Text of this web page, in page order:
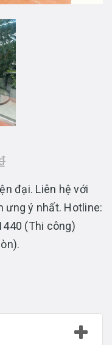
đại. Liên hệ với
ưng ý nhất. Hotline:
(Thi công)